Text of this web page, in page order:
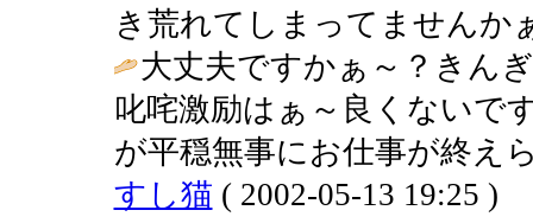
き荒れてしまってませんか
大丈夫ですかぁ～？きん
叱咤激励はぁ～良くないで
が平穏無事にお仕事が終え
すし猫 ( 2002-05-13 19:25 )